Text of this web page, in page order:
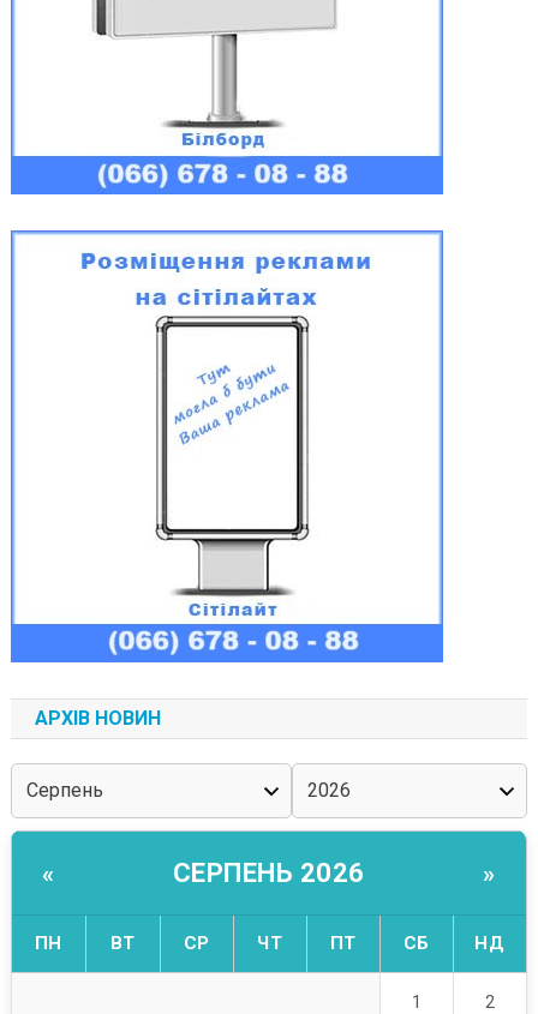
АРХІВ НОВИН
« СЕРПЕНЬ 2026 »
ПН ВТ СР ЧТ ПТ СБ НД
1 2